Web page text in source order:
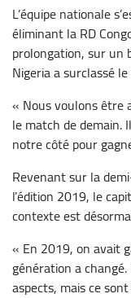
L’équipe nationale
éliminant la RD
prolongation, sur un
Nigeria a surclassé
« Nous voulons être
le match de
notre côté pour
Revenant sur la
l’édition 2019, le
contexte est
« En 2019, on avait
génération a
aspects, mais ce